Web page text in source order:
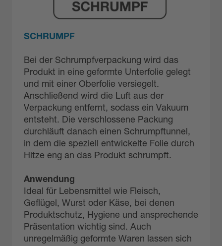
SCHRUMPF
Bei der Schrumpfverpackung wird das
Produkt in eine geformte Unterfolie gelegt
und mit einer Oberfolie versiegelt.
Anschließend wird die Luft aus der
Verpackung entfernt, sodass ein Vakuum
entsteht. Die verschlossene Packung
durchläuft danach einen Schrumpftunnel,
in dem die speziell entwickelte Folie durch
Hitze eng an das Produkt schrumpft.
Anwendung
Ideal für Lebensmittel wie Fleisch,
Geflügel, Wurst oder Käse, bei denen
Produktschutz, Hygiene und ansprechende
Präsentation wichtig sind. Auch
unregelmäßig geformte Waren lassen sich